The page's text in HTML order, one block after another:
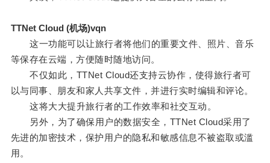
TTNet Cloud (机场)vqn
这一功能可以让旅行者将他们的重要文件、照片、音乐
等保存在云端，方便随时随地访问。
不仅如此，TTNet Cloud还支持云协作，使得旅行者可
以与同事、朋友和家人共享文件，并进行实时编辑和评论。
这将大大提升旅行者的工作效率和社交互动。
另外，为了确保用户的数据安全，TTNet Cloud采用了
先进的加密技术，保护用户的隐私和敏感信息不被盗取或滥
用。